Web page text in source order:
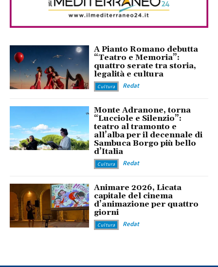
A Pianto Romano debutta
“Teatro e Memoria”:
quattro serate tra storia,
legalità e cultura
Cultura Redat
Monte Adranone, torna
“Lucciole e Silenzio”:
teatro al tramonto e
all’alba per il decennale di
Sambuca Borgo più bello
d’Italia
Cultura Redat
Animare 2026, Licata
capitale del cinema
d’animazione per quattro
giorni
Cultura Redat